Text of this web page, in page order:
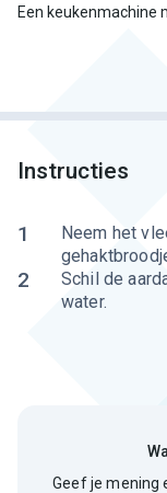
Een keukenmachine
Instructies
1
Neem het
2
Schil de
water.
Geef je mening